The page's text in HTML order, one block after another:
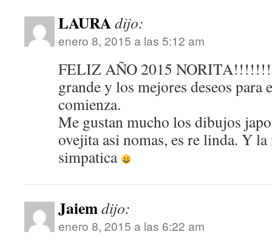
LAURAdijo:
enero 8, 2015 a las 5:12 am
FELIZ AÑO 2015
grande y los mejores deseos para
comienza.
Me gustan mucho los dibujos
ovejita asi nomas, es re linda. Y
simpatica
Jaiemdijo:
enero 8, 2015 a las 6:22 am